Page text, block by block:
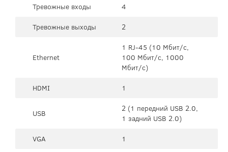
Тревожные входы
4
Тревожные выходы
2
Ethernet
1 RJ-45 (10 Мбит/с,
100 Мбит/с, 1000
Мбит/с)
HDMI
1
USB
2 (1 передний USB 2.0,
1 задний USB 2.0)
VGA
1